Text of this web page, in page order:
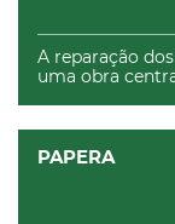
A reparação
uma obra
PAPERA